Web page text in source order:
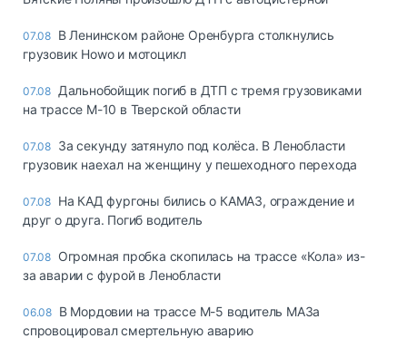
07.08 В Ленинском районе Оренбурга столкнулись
грузовик Howo и мотоцикл
07.08 Дальнобойщик погиб в ДТП с тремя грузовиками
на трассе М-10 в Тверской области
07.08 За секунду затянуло под колёса. В Ленобласти
грузовик наехал на женщину у пешеходного перехода
07.08 На КАД фургоны бились о КАМАЗ, ограждение и
друг о друга. Погиб водитель
07.08 Огромная пробка скопилась на трассе «Кола» из-
за аварии с фурой в Ленобласти
06.08 В Мордовии на трассе М-5 водитель МАЗа
спровоцировал смертельную аварию